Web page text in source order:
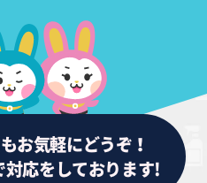
もお気軽にどうぞ！
応をしております!